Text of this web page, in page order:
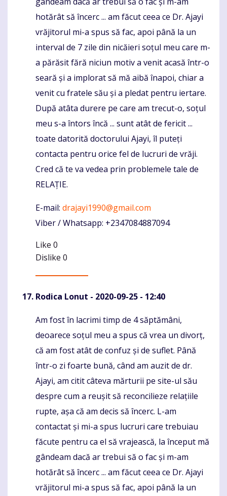
hotărât să încerc ... am făcut ceea ce Dr. Ajayi
vrăjitorul mi-a spus să fac, apoi până la un
interval de 7 zile din nicăieri soțul meu care m-
a părăsit fără niciun motiv a venit acasă într-o
seară și a implorat să mă aibă înapoi, chiar a
venit cu fratele său și a pledat pentru iertare.
După atâta durere pe care am trecut-o, soțul
meu s-a întors încă ... sunt atât de fericit ...
toate datorită doctorului Ajayi, îl puteți
contacta pentru orice fel de lucruri de vrăji.
Cred că te va vedea prin problemele tale de
RELAȚIE.
E-mail: drajayi1990@gmail.com
Viber / Whatsapp: +2347084887094
Like 0
Dislike 0
Rodica Lonut - 2020-09-25 - 12:40
Komentaras
Am fost în lacrimi timp de 4 săptămâni,
deoarece soțul meu a spus că vrea un divorț,
că am fost atât de confuz și de suflet. Până
într-o zi foarte bună, când am auzit de dr.
Ajayi, am citit câteva mărturii pe site-ul său
despre cum a reușit să reconcilieze relațiile
rupte, așa că am decis să încerc. L-am
contactat și mi-a spus lucruri care trebuiau
făcute pentru ca el să vrajească, la început mă
gândeam dacă ar trebui să o fac și m-am
hotărât să încerc ... am făcut ceea ce Dr. Ajayi
vrăjitorul mi-a spus să fac, apoi până la un